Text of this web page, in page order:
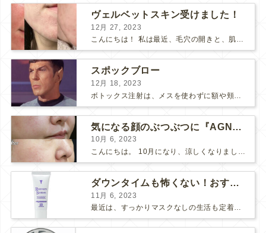
ヴェルベットスキン受けました！
12月 27, 2023
こんにちは！ 私は最近、毛穴の開きと、肌のごわつきが気になって、なんとかお肌をツヤツヤにしたいな〜と思っていました… そこで！ダーマペン『ヴェルベットスキン』を受けました♪ 経過ごとに写...
スポックブロー
12月 18, 2023
気になる顔のぶつぶつに『AGNES』
10月 6, 2023
こんにちは。 10月になり、涼しくなりましたね。 先日、美味しい栗が届いたので栗ご飯を作りました。 お米3合にお水を入れて、 料理酒大さじ2、塩小さじ1、栗を大量に投入！ 美味しくで...
ダウンタイムも怖くない！おすすめコスメ2選！
11月 6, 2023
最近は、すっかりマスクなしの生活も定着してきましたね。 マスク必須の時は面倒だし、息苦しいし、早くマスクなしの生活に戻らないかな～と思っていましたが、そんなマスク生活にもメリットがありました。そ...